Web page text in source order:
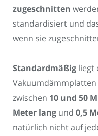
zugeschnitten
standardisiert und
wenn sie
Standardmäßig liegt
zwischen 10 und 50
Meter lang und 0,5
natürlich nicht auf